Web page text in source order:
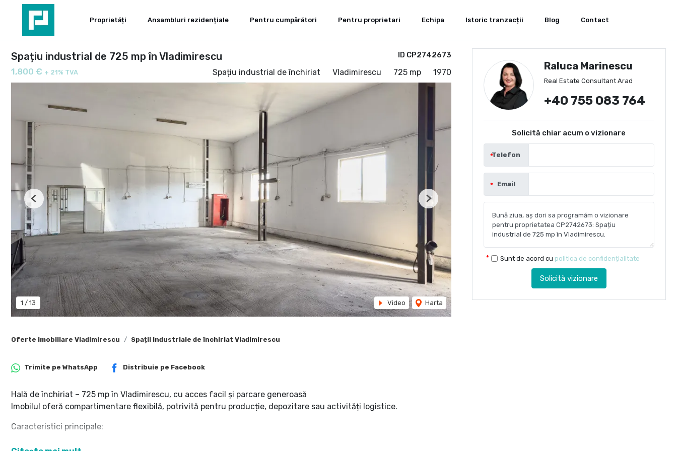
Proprietăți Ansambluri rezidențiale Pentru cumpărători Pentru proprietari Echipa Istoric tranzacții Blog Contact
ID CP2742673
Spațiu industrial de 725 mp în Vladimirescu
1,800 € + 21% TVA Spațiu industrial de închiriat Vladimirescu 725 mp 1970
1 / 13 Video Harta
Previous Next
Oferte imobiliare Vladimirescu Spații industriale de închiriat Vladimirescu
Trimite pe WhatsApp Distribuie pe Facebook
Hală de închiriat – 725 mp în Vladimirescu, cu acces facil și parcare generoasă
Imobilul oferă compartimentare flexibilă, potrivită pentru producție, depozitare sau activități logistice.
Caracteristici principale:
Înălțime utilă - 5 metri
Raluca Marinescu
Real Estate Consultant Arad
+40 755 083 764
Solicită chiar acum o vizionare
Telefon
Email
Sunt de acord cu politica de confidențialitate
Solicită vizionare